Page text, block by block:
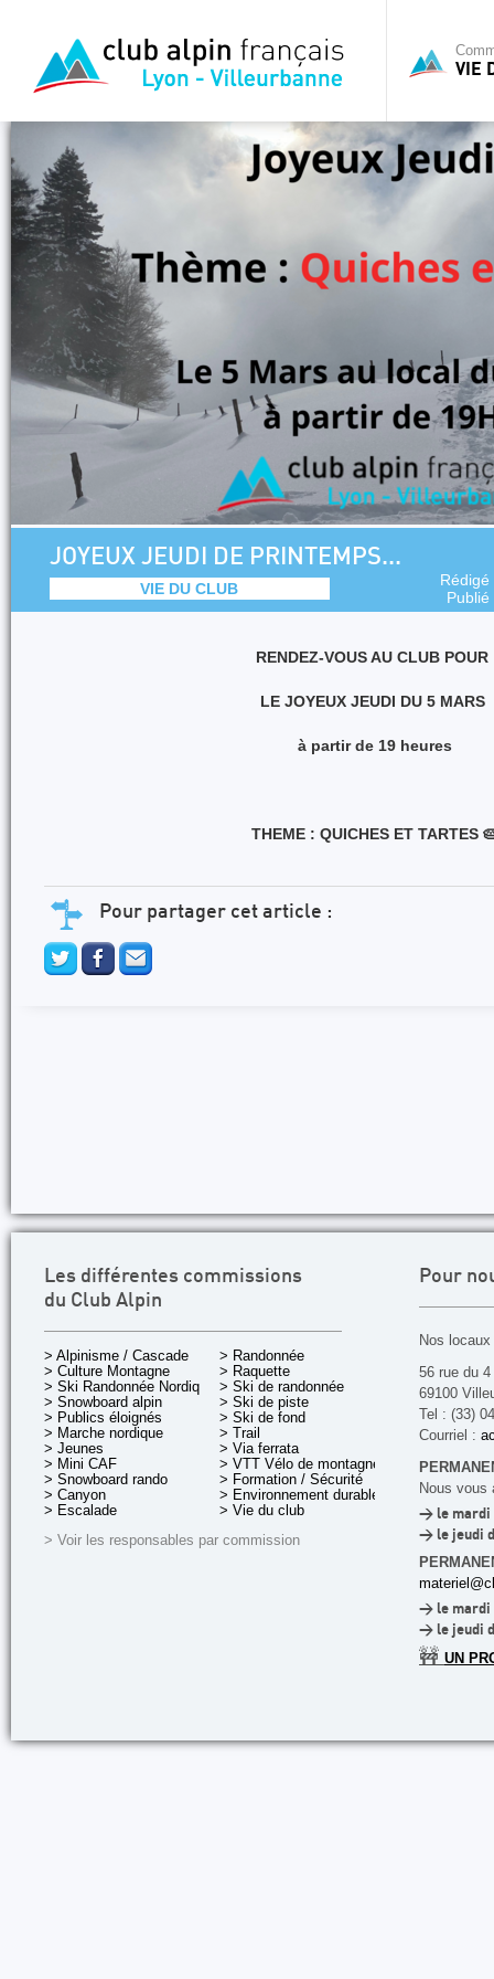
VIE
JOYEUX JEUDI DE PRINTEMPS...
VIE DU CLUB
RENDEZ-VOUS AU CLUB POUR
LE JOYEUX JEUDI DU 5 MARS
à partir de 19 heures
THEME : QUICHES ET TARTES
Pour partager cet article :
Les différentes commissions
du Club Alpin
> Alpinisme / Cascade
> Culture Montagne
> Ski Randonnée Nordique
> Snowboard alpin
> Publics éloignés
> Marche nordique
> Jeunes
> Mini CAF
> Snowboard rando
> Canyon
> Escalade
> Randonnée
> Raquette
> Ski de randonnée
> Ski de piste
> Ski de fond
> Trail
> Via ferrata
> VTT Vélo de montagne
> Formation / Sécurité
> Environnement durable
> Vie du club
> Voir les responsables par commission
Pour
Nos
56 rue du
69100
Tel : (33)
Courriel :
Nous vous
> le mardi
> le jeudi
> le mardi
> le jeudi
🚧 UN